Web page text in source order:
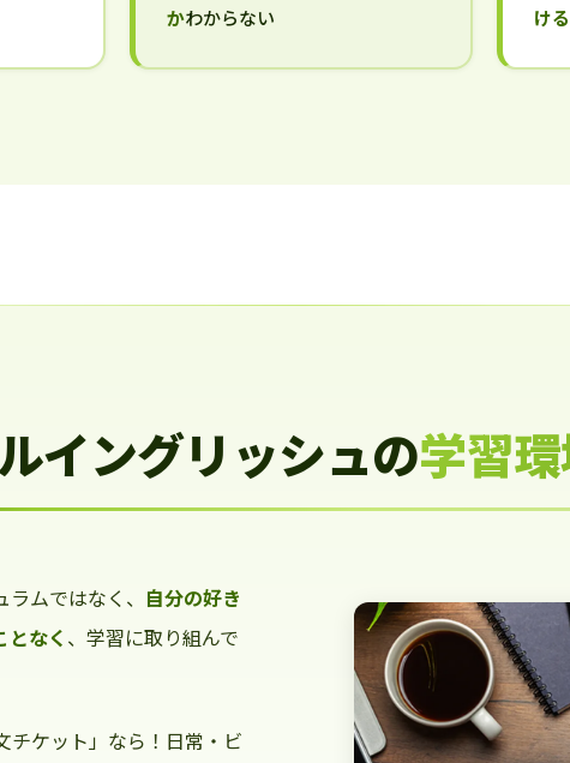
かわからない
け
イングリッシュの学習
ムではなく、 自分の好き
となく 、学習に取り組んで
チケット」なら！日常・ビ